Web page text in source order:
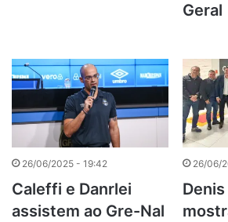
Geral
26/06/2025 - 19:42
Caleffi e Danrlei
assistem ao Gre-Nal
26/06/